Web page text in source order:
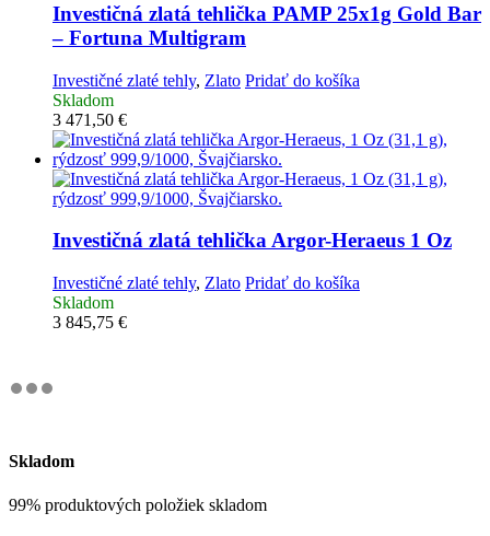
Investičná zlatá tehlička PAMP 25x1g Gold Bar
– Fortuna Multigram
Investičné zlaté tehly, Zlato Pridať do košíka
Skladom
3 471,50 €
Investičná zlatá tehličkaArgor-Heraeus 1 Oz
Investičné zlaté tehly, Zlato Pridať do košíka
Skladom
3 845,75 €
Skladom
99% produktových položiek skladom